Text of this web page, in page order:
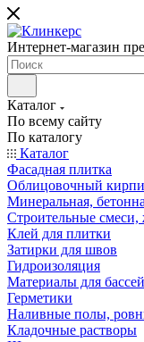
Интернет-магазин
Каталог
По всему сайту
По каталогу
Каталог
Фасадная плитка
Облицовочный
Минеральная,
Строительные смеси,
Клей для плитки
Затирки для швов
Гидроизоляция
Материалы для
Герметики
Наливные полы,
Кладочные растворы